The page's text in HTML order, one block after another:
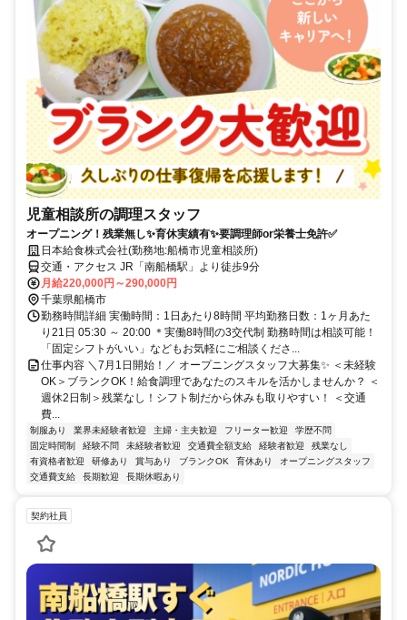
児童相談所の調理スタッフ
オープニング！残業無し✨育休実績有✨要調理師or栄養士免許✅
日本給食株式会社(勤務地:船橋市児童相談所)
交通・アクセス JR「南船橋駅」より徒歩9分
月給220,000円～290,000円
千葉県船橋市
勤務時間詳細 実働時間：1日あたり8時間 平均勤務日数：1ヶ月あた
り21日 05:30 ～ 20:00 ＊実働8時間の3交代制 勤務時間は相談可能！
「固定シフトがいい」などもお気軽にご相談くださ...
仕事内容 ＼7月1日開始！／ オープニングスタッフ大募集✨ ＜未経験
OK＞ブランクOK！給食調理であなたのスキルを活かしませんか？ ＜
週休2日制＞残業なし！シフト制だから休みも取りやすい！ ＜交通
費...
制服あり 業界未経験者歓迎 主婦・主夫歓迎 フリーター歓迎
学歴不問
固定時間制
経験不問 未経験者歓迎 交通費全額支給 経験者歓迎
残業なし
有資格者歓迎
研修あり 賞与あり ブランクOK 育休あり
オープニングスタッフ
交通費支給
長期歓迎 長期休暇あり
契約社員